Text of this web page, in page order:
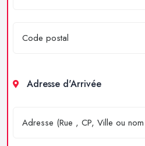
Adresse d'Arrivée